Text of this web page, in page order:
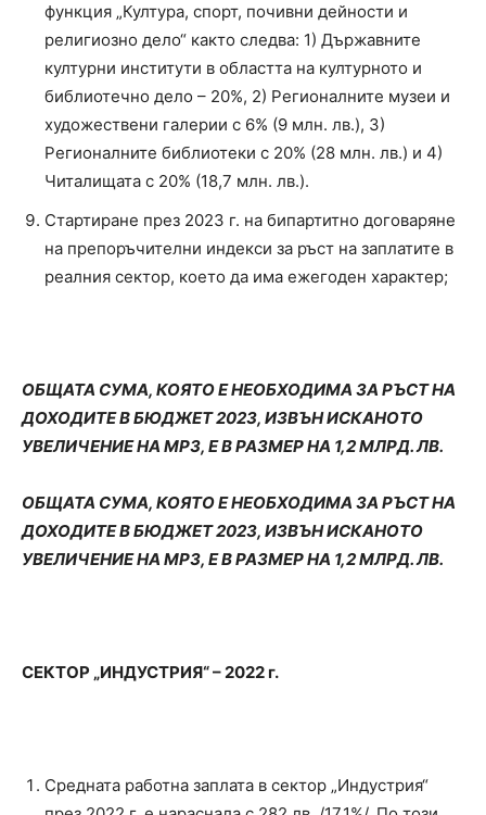
функция „Култура, спорт, почивни дейности и
религиозно дело“ както следва: 1) Държавните
културни институти в областта на културното и
библиотечно дело – 20%, 2) Регионалните музеи и
художествени галерии с 6% (9 млн. лв.), 3)
Регионалните библиотеки с 20% (28 млн. лв.) и 4)
Читалищата с 20% (18,7 млн. лв.).
Стартиране през 2023 г. на бипартитно договаряне
на препоръчителни индекси за ръст на заплатите в
реалния сектор, което да има ежегоден характер;
ОБЩАТА СУМА, КОЯТО Е НЕОБХОДИМА ЗА РЪСТ НА
ДОХОДИТЕ В БЮДЖЕТ 2023, ИЗВЪН ИСКАНОТО
УВЕЛИЧЕНИЕ НА МРЗ, Е В РАЗМЕР НА 1,2 МЛРД. ЛВ.
ОБЩАТА СУМА, КОЯТО Е НЕОБХОДИМА ЗА РЪСТ НА
ДОХОДИТЕ В БЮДЖЕТ 2023, ИЗВЪН ИСКАНОТО
УВЕЛИЧЕНИЕ НА МРЗ, Е В РАЗМЕР НА 1,2 МЛРД. ЛВ.
СЕКТОР „ИНДУСТРИЯ“ – 2022 г.
Средната работна заплата в сектор „Индустрия“